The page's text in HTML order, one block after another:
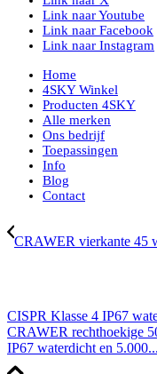
Link naar Youtube
Link naar Facebook
Link naar Instagram
Home
4SKY Winkel
Producten 4SKY
Alle merken
Ons bedrijf
Toepassingen
Info
Blog
Contact
CRAWER vierkante 45
CISPR Klasse 4 IP67
CRAWER rechthoekige
IP67 waterdicht en 5.000...